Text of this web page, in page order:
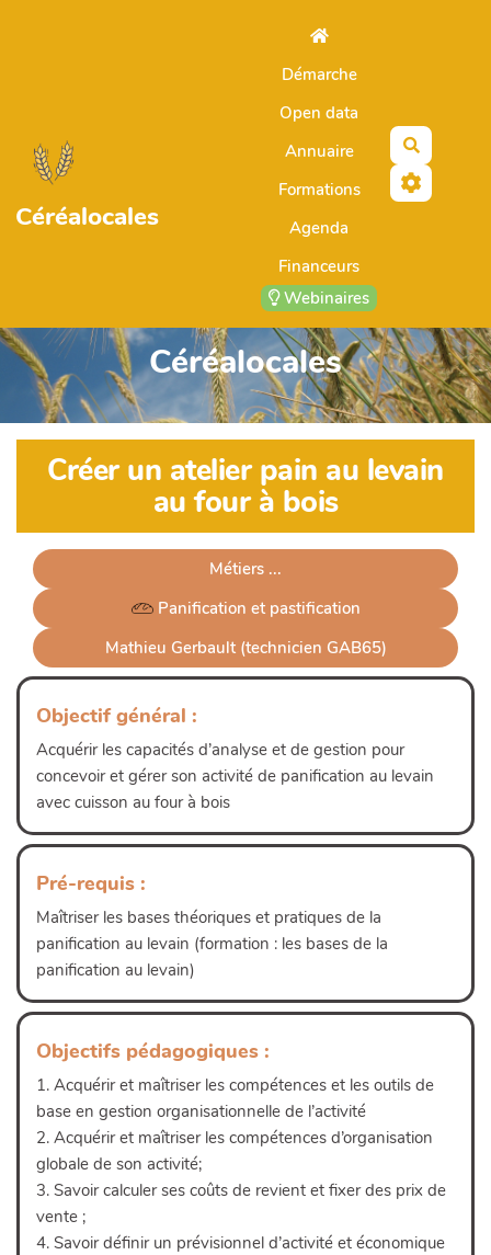
Céréalocales
Démarche
Open data
Annuaire
Formations
Agenda
Financeurs
Webinaires
Céréalocales
Créer un atelier pain au levain
au four à bois
Métiers ...
Panification et pastification
Mathieu Gerbault (technicien GAB65)
Objectif général :
Acquérir les capacités d’analyse et de gestion pour
concevoir et gérer son activité de panification au levain
avec cuisson au four à bois
Pré-requis :
Maîtriser les bases théoriques et pratiques de la
panification au levain (formation : les bases de la
panification au levain)
Lire plus
Objectifs pédagogiques :
1. Acquérir et maîtriser les compétences et les outils de
base en gestion organisationnelle de l’activité
2. Acquérir et maîtriser les compétences d’organisation
globale de son activité;
3. Savoir calculer ses coûts de revient et fixer des prix de
vente ;
4. Savoir définir un prévisionnel d’activité et économique